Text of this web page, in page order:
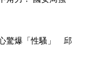
驚爆「性騷」 邱